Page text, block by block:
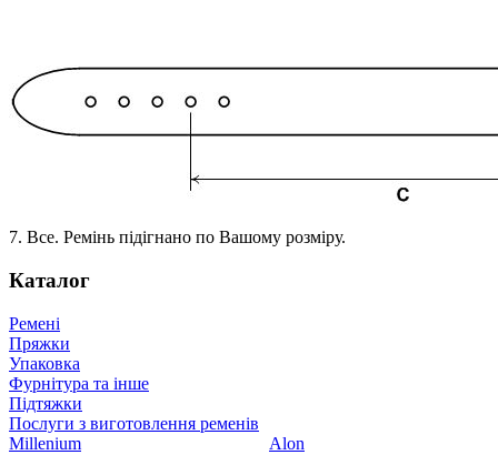
7. Все. Ремінь підігнано по Вашому розміру.
Каталог
Ремені
Пряжки
Упаковка
Фурнітура та інше
Підтяжки
Послуги з виготовлення ременів
Millenium
Alon